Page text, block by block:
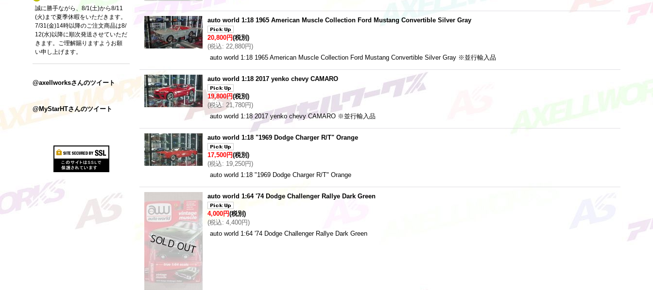
誠に勝手ながら、8/1(土)から8/11
(火)まで夏季休暇をいただきます。
7/31(金)14時以降のご注文商品は8/
12(水)以降に順次発送させていただ
きます。ご理解賜りますようお願
い申し上げます。
@axellworksさんのツイート
@MyStarHTさんのツイート
auto world 1:18 1965 American Muscle Collection Ford Mustang Convertible Silver Gray
20,800円(税別)
(税込: 22,880円)
auto world 1:18 1965 American Muscle Collection Ford Mustang Convertible Silver Gray ※並行輸入品
auto world 1:18 2017 yenko chevy CAMARO
19,800円(税別)
(税込: 21,780円)
auto world 1:18 2017 yenko chevy CAMARO ※並行輸入品
auto world 1:18 "1969 Dodge Charger R/T" Orange
17,500円(税別)
(税込: 19,250円)
auto world 1:18 "1969 Dodge Charger R/T" Orange
auto world 1:64 '74 Dodge Challenger Rallye Dark Green
4,000円(税別)
(税込: 4,400円)
auto world 1:64 '74 Dodge Challenger Rallye Dark Green